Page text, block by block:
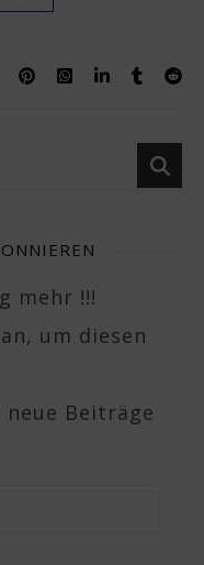
mehr !!!
um diesen
Beiträge